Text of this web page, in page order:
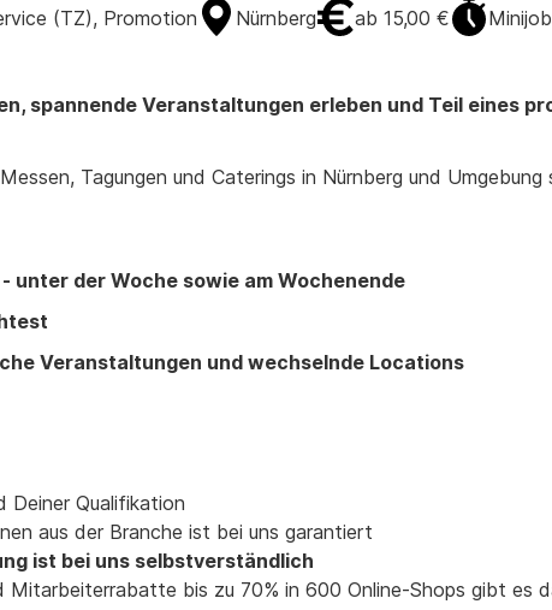
(TZ), Promotion Nürnberg ab 15,00 €
spannende Veranstaltungen erleben und Teil eines
Tagungen und Caterings in Nürnberg und
unter der Woche sowie am Wochenende
Veranstaltungen und wechselnde Locations
Deiner Qualifikation
aus der Branche ist bei uns garantiert
ist bei uns selbstverständlich
Mitarbeiterrabatte bis zu 70% in 600 Online-Shops gibt es